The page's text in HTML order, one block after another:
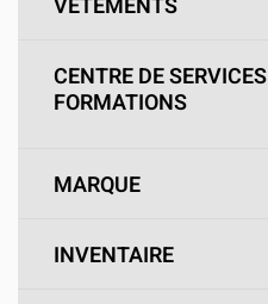
VÊTEMENTS
CENTRE DE SERVICES
FORMATIONS
MARQUE
INVENTAIRE